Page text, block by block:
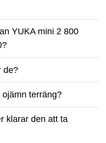
YUKA mini 2 800
de?
terräng?
klarar den att ta